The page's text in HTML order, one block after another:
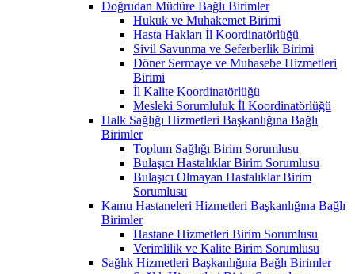
Doğrudan Müdüre Bağlı Birimler
Hukuk ve Muhakemet Birimi
Hasta Hakları İl Koordinatörlüğü
Sivil Savunma ve Seferberlik Birimi
Döner Sermaye ve Muhasebe Hizmetleri
Birimi
İl Kalite Koordinatörlüğü
Mesleki Sorumluluk İl Koordinatörlüğü
Halk Sağlığı Hizmetleri Başkanlığına Bağlı
Birimler
Toplum Sağlığı Birim Sorumlusu
Bulaşıcı Hastalıklar Birim Sorumlusu
Bulaşıcı Olmayan Hastalıklar Birim
Sorumlusu
Kamu Hastaneleri Hizmetleri Başkanlığına Bağlı
Birimler
Hastane Hizmetleri Birim Sorumlusu
Verimlilik ve Kalite Birim Sorumlusu
Sağlık Hizmetleri Başkanlığına Bağlı Birimler